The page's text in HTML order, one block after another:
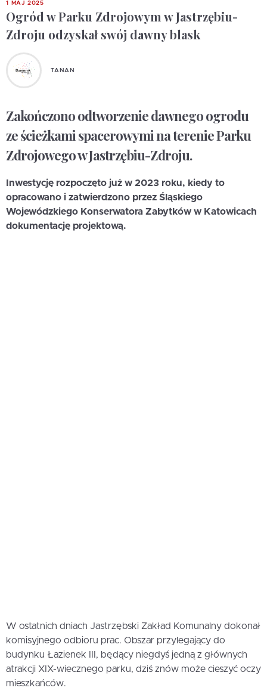
1 MAJ 2025
Ogród w Parku Zdrojowym w Jastrzębiu-
Zdroju odzyskał swój dawny blask
TANAN
Zakończono odtworzenie dawnego ogrodu
ze ścieżkami spacerowymi na terenie Parku
Zdrojowego w Jastrzębiu-Zdroju.
Inwestycję rozpoczęto już w 2023 roku, kiedy to
opracowano i zatwierdzono przez Śląskiego
Wojewódzkiego Konserwatora Zabytków w Katowicach
dokumentację projektową.
W ostatnich dniach Jastrzębski Zakład Komunalny dokonał
komisyjnego odbioru prac. Obszar przylegający do
budynku Łazienek III, będący niegdyś jedną z głównych
atrakcji XIX-wiecznego parku, dziś znów może cieszyć oczy
mieszkańców.